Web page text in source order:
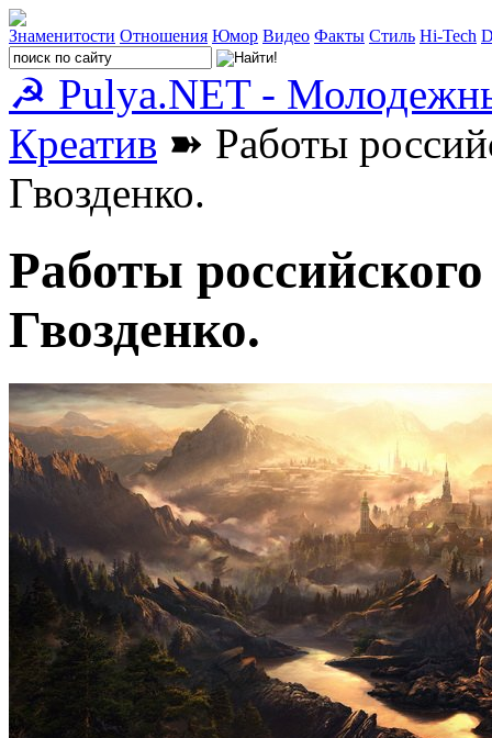
Знаменитости Отношения Юмор Видео Факты Стиль Hi-Tech
☭ Pulya.NET -
Креатив ➽ Работы
Гвозденко.
Работы
Гвозденко.